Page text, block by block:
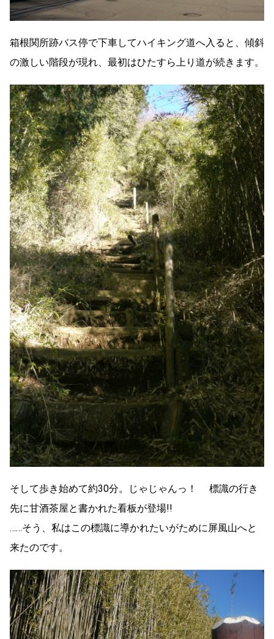
箱根関所跡バス停で下車してハイキング道へ入ると、傾斜
の激しい階段が現れ、最初はひたすら上り道が続きます。
そして歩き始めて約30分。じゃじゃんっ！ 標識の行き
先に甘酒茶屋と書かれた看板が登場!!
……そう、私はこの標識に導かれたいがために屏風山へと
来たのです。